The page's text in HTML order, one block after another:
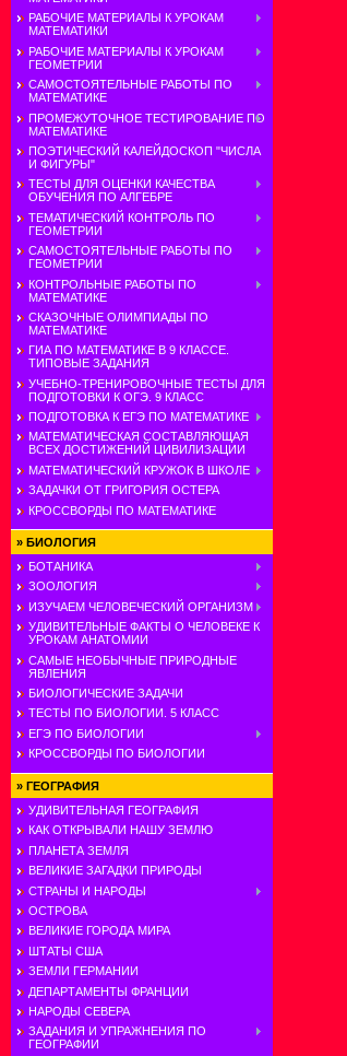
РАБОЧИЕ МАТЕРИАЛЫ К УРОКАМ
МАТЕМАТИКИ
РАБОЧИЕ МАТЕРИАЛЫ К УРОКАМ
ГЕОМЕТРИИ
САМОСТОЯТЕЛЬНЫЕ РАБОТЫ ПО
МАТЕМАТИКЕ
ПРОМЕЖУТОЧНОЕ ТЕСТИРОВАНИЕ ПО
МАТЕМАТИКЕ
ПОЭТИЧЕСКИЙ КАЛЕЙДОСКОП "ЧИСЛА
И ФИГУРЫ"
ТЕСТЫ ДЛЯ ОЦЕНКИ КАЧЕСТВА
ОБУЧЕНИЯ ПО АЛГЕБРЕ
ТЕМАТИЧЕСКИЙ КОНТРОЛЬ ПО
ГЕОМЕТРИИ
САМОСТОЯТЕЛЬНЫЕ РАБОТЫ ПО
ГЕОМЕТРИИ
КОНТРОЛЬНЫЕ РАБОТЫ ПО
МАТЕМАТИКЕ
СКАЗОЧНЫЕ ОЛИМПИАДЫ ПО
МАТЕМАТИКЕ
ГИА ПО МАТЕМАТИКЕ В 9 КЛАССЕ.
ТИПОВЫЕ ЗАДАНИЯ
УЧЕБНО-ТРЕНИРОВОЧНЫЕ ТЕСТЫ ДЛЯ
ПОДГОТОВКИ К ОГЭ. 9 КЛАСС
ПОДГОТОВКА К ЕГЭ ПО МАТЕМАТИКЕ
МАТЕМАТИЧЕСКАЯ СОСТАВЛЯЮЩАЯ
ВСЕХ ДОСТИЖЕНИЙ ЦИВИЛИЗАЦИИ
МАТЕМАТИЧЕСКИЙ КРУЖОК В ШКОЛЕ
ЗАДАЧКИ ОТ ГРИГОРИЯ ОСТЕРА
КРОССВОРДЫ ПО МАТЕМАТИКЕ
» БИОЛОГИЯ
БОТАНИКА
ЗООЛОГИЯ
ИЗУЧАЕМ ЧЕЛОВЕЧЕСКИЙ ОРГАНИЗМ
УДИВИТЕЛЬНЫЕ ФАКТЫ О ЧЕЛОВЕКЕ К
УРОКАМ АНАТОМИИ
САМЫЕ НЕОБЫЧНЫЕ ПРИРОДНЫЕ
ЯВЛЕНИЯ
БИОЛОГИЧЕСКИЕ ЗАДАЧИ
ТЕСТЫ ПО БИОЛОГИИ. 5 КЛАСС
ЕГЭ ПО БИОЛОГИИ
КРОССВОРДЫ ПО БИОЛОГИИ
» ГЕОГРАФИЯ
УДИВИТЕЛЬНАЯ ГЕОГРАФИЯ
КАК ОТКРЫВАЛИ НАШУ ЗЕМЛЮ
ПЛАНЕТА ЗЕМЛЯ
ВЕЛИКИЕ ЗАГАДКИ ПРИРОДЫ
СТРАНЫ И НАРОДЫ
ОСТРОВА
ВЕЛИКИЕ ГОРОДА МИРА
ШТАТЫ США
ЗЕМЛИ ГЕРМАНИИ
ДЕПАРТАМЕНТЫ ФРАНЦИИ
НАРОДЫ СЕВЕРА
ЗАДАНИЯ И УПРАЖНЕНИЯ ПО
ГЕОГРАФИИ